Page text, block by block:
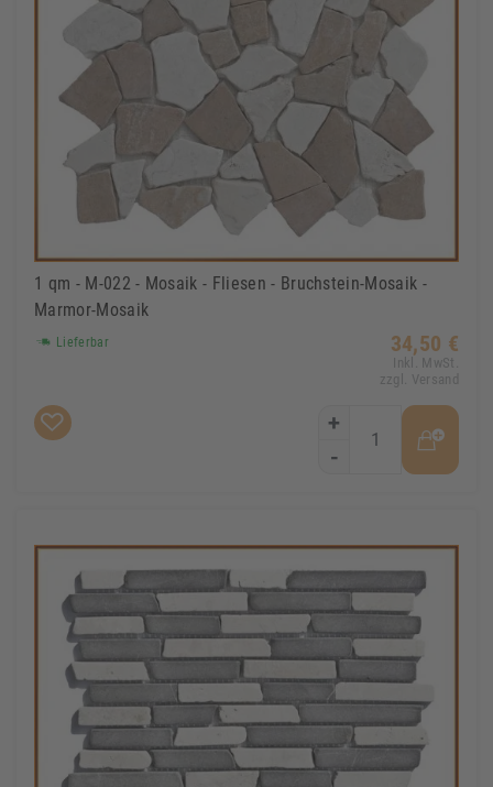
1 qm - M-022 - Mosaik - Fliesen - Bruchstein-Mosaik -
Marmor-Mosaik
Lieferbar 34,50 €
Inkl. MwSt.
zzgl. Versand
+
-